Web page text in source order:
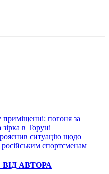
приміщенні: погоня за
в Торуні
ситуацію щодо
спортсменам
АВТОРА